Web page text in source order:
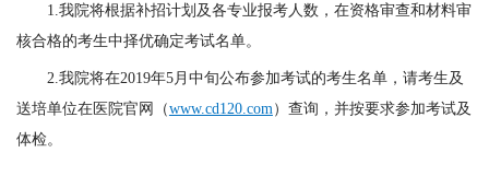
1 我院将根据补招计划及各专业报考人数，在资格审查和材料审
核合格的考生中择优确定考试名单。
2 我院将在2019年5月中旬公布参加考试的考生名单，请考生及
送培单位在医院官网（www.cd120.com ）查询，并按要求参加考试及
体检。